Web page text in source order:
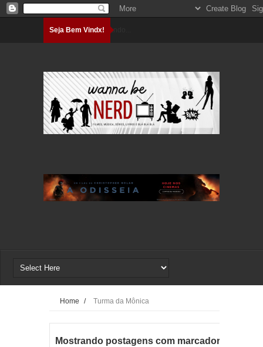
Seja Bem Vindx!Carregando...
Home / Turma da Mônica
Mostrando postagens com marcador